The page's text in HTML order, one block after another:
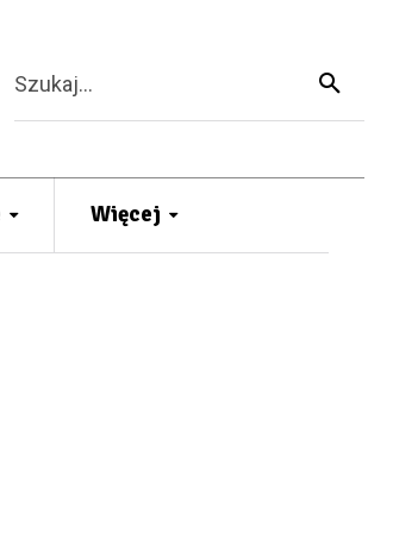
Szukaj...
Więcej